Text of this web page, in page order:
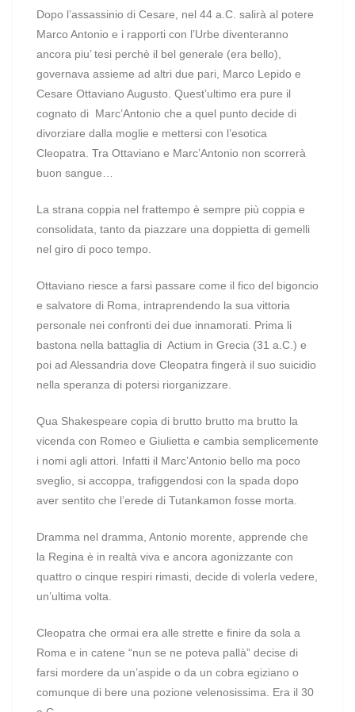
Dopo l’assassinio di Cesare, nel 44 a.C. salirà al potere
Marco Antonio e i rapporti con l’Urbe diventeranno
ancora piu’ tesi perchè il bel generale (era bello),
governava assieme ad altri due pari, Marco Lepido e
Cesare Ottaviano Augusto. Quest’ultimo era pure il
cognato di Marc’Antonio che a quel punto decide di
divorziare dalla moglie e mettersi con l’esotica
Cleopatra. Tra Ottaviano e Marc’Antonio non scorrerà
buon sangue…
La strana coppia nel frattempo è sempre più coppia e
consolidata, tanto da piazzare una doppietta di gemelli
nel giro di poco tempo.
Ottaviano riesce a farsi passare come il fico del bigoncio
e salvatore di Roma, intraprendendo la sua vittoria
personale nei confronti dei due innamorati. Prima li
bastona nella battaglia di Actium in Grecia (31 a.C.) e
poi ad Alessandria dove Cleopatra fingerà il suo suicidio
nella speranza di potersi riorganizzare.
Qua Shakespeare copia di brutto brutto ma brutto la
vicenda con Romeo e Giulietta e cambia semplicemente
i nomi agli attori. Infatti il Marc’Antonio bello ma poco
sveglio, si accoppa, trafiggendosi con la spada dopo
aver sentito che l’erede di Tutankamon fosse morta.
Dramma nel dramma, Antonio morente, apprende che
la Regina è in realtà viva e ancora agonizzante con
quattro o cinque respiri rimasti, decide di volerla vedere,
un’ultima volta.
Cleopatra che ormai era alle strette e finire da sola a
Roma e in catene “nun se ne poteva pallà” decise di
farsi mordere da un’aspide o da un cobra egiziano o
comunque di bere una pozione velenosissima. Era il 30